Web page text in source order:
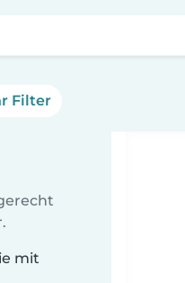
Filter
mit